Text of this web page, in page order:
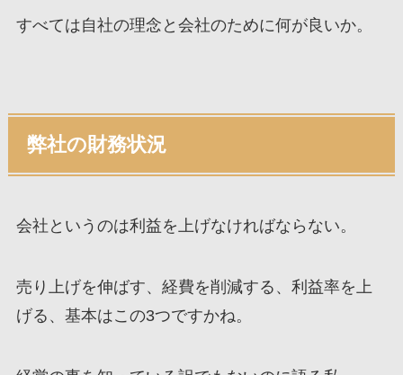
すべては自社の理念と会社のために何が良いか。
弊社の財務状況
会社というのは利益を上げなければならない。
売り上げを伸ばす、経費を削減する、利益率を上
げる、基本はこの3つですかね。